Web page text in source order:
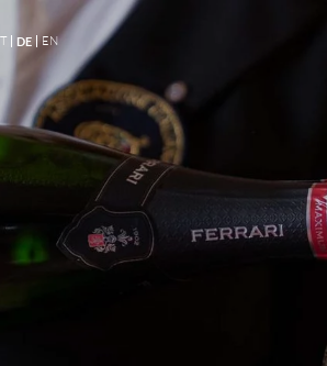
DE EN
HOTEL LATEMAR
SUITES & ROOMS